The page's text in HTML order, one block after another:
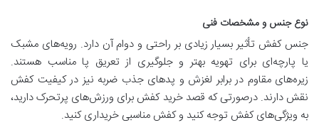
نوع جنس و مشخصات فنی
جنس کفش تأثیر بسیار زیادی بر راحتی و دوام آن دارد. رویه‌های مشبک
یا پارچه‌ای برای تهویه بهتر و جلوگیری از تعریق پا مناسب هستند.
زیره‌های مقاوم در برابر لغزش و پدهای جذب ضربه نیز در کیفیت کفش
نقش دارند. درصورتی ‌که قصد خرید کفش برای ورزش‌های پرتحرک دارید،
به ویژگی‌های کفش توجه کنید و کفش مناسبی خریداری کنید.